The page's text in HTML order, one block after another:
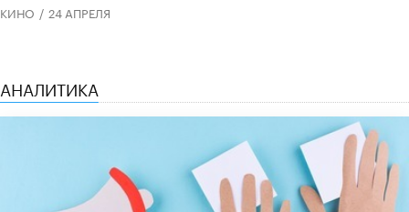
КИНО / 24 АПРЕЛЯ
АНАЛИТИКА